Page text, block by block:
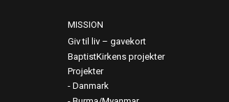
MISSION
Giv til liv – gavekort
BaptistKirkens projekter
Projekter
Danmark